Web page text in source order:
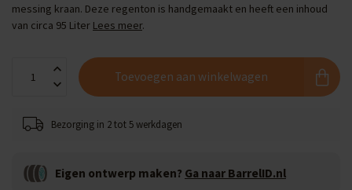
messing kraan. Deze regenton is handgemaakt en heeft een inhoud
van circa 95 Liter Lees meer.
Toevoegen aan winkelwagen
Bezorging in 2 tot 5 werkdagen
Eigen ontwerp maken? Ga naar BarrelID.nl